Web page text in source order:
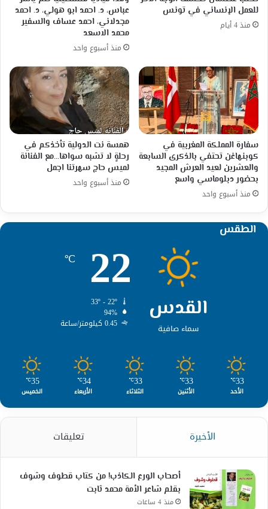
للعمل الإنساني في تونس
منذ 4 أيام
عباس، د. احمد ابو هولي، د. احمد
مجدلاني، احمد عساف والسفير
محمد الاسعد
منذ أسبوع واحد
سفارة المملكة المغربية في
كوبنهاغن تحتفي بالذكرى السابعة
والعشرين لعيد العرش المجيد
بحضور دبلوماسي واسع
منذ أسبوع واحد
همسة نت الدولية تأخذكم في
رحلةٍ لا تشبه سواها…مع الفنانة
لميس حاج سهرتنا اجمل
منذ أسبوع واحد
الطقس
القدس
سماء صافية
22
℃
94%
0.45 كيلومتر/ساعة
33
℃
الأحد
33
℃
الأثنين
33
℃
الثلاثاء
34
℃
الأربعاء
35
℃
الخميس
الأخيرة تعليقات
أصحاب الورع الكاذب! من كتاب قطوف وشوف
بقلم شاعر الأمة محمد ثابت
منذ 4 ساعات